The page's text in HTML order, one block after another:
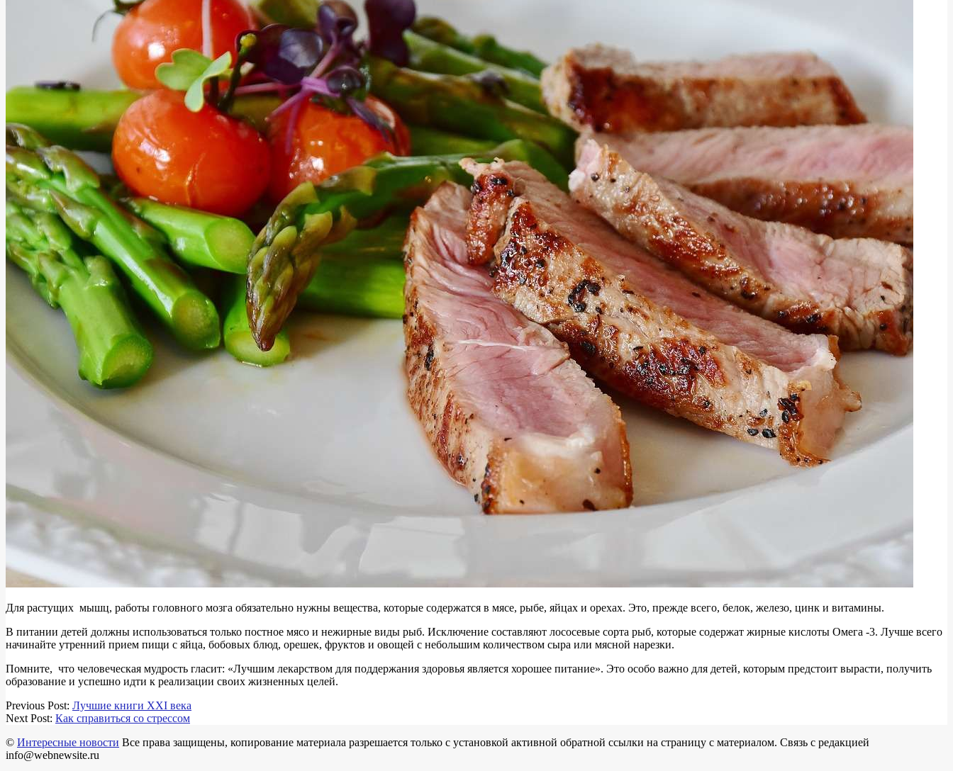
Для растущих мышц, работы головного мозга обязательно нужны вещества, которые содержатся в мясе, рыбе, яйцах и орехах. Это, прежде всего, белок, железо, цинк и витамины.
В питании детей должны использоваться только постное мясо и нежирные виды рыб. Исключение составляют лососевые сорта рыб, которые содержат жирные кислоты Омега -3. Лучше всего
начинайте утренний прием пищи с яйца, бобовых блюд, орешек, фруктов и овощей с небольшим количеством сыра или мясной нарезки.
Помните, что человеческая мудрость гласит: «Лучшим лекарством для поддержания здоровья является хорошее питание». Это особо важно для детей, которым предстоит вырасти, получить
образование и успешно идти к реализации своих жизненных целей.
2017-
09-
Previous Post: Лучшие книги XXI века
Next Post: Как справиться со стрессом
© Интересные новости Все права защищены, копирование материала разрешается только с установкой активной обратной ссылки на страницу с материалом. Связь с редакцией
info@webnewsite.ru